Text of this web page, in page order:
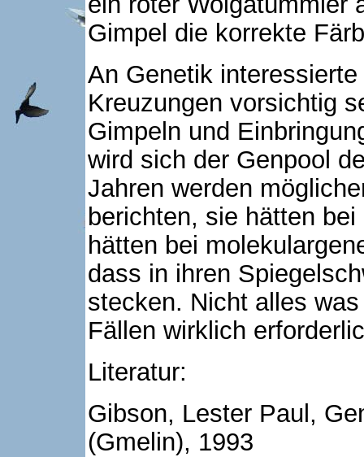
Gimpel die korrekte
An Genetik
Kreuzungen vorsichtig
Gimpeln und
wird sich der Genpool
Jahren werden
berichten, sie hätten
hätten bei
dass in ihren
stecken. Nicht alles
Fällen wirklich
Literatur:
Gibson, Lester Paul,
(Gmelin), 1993